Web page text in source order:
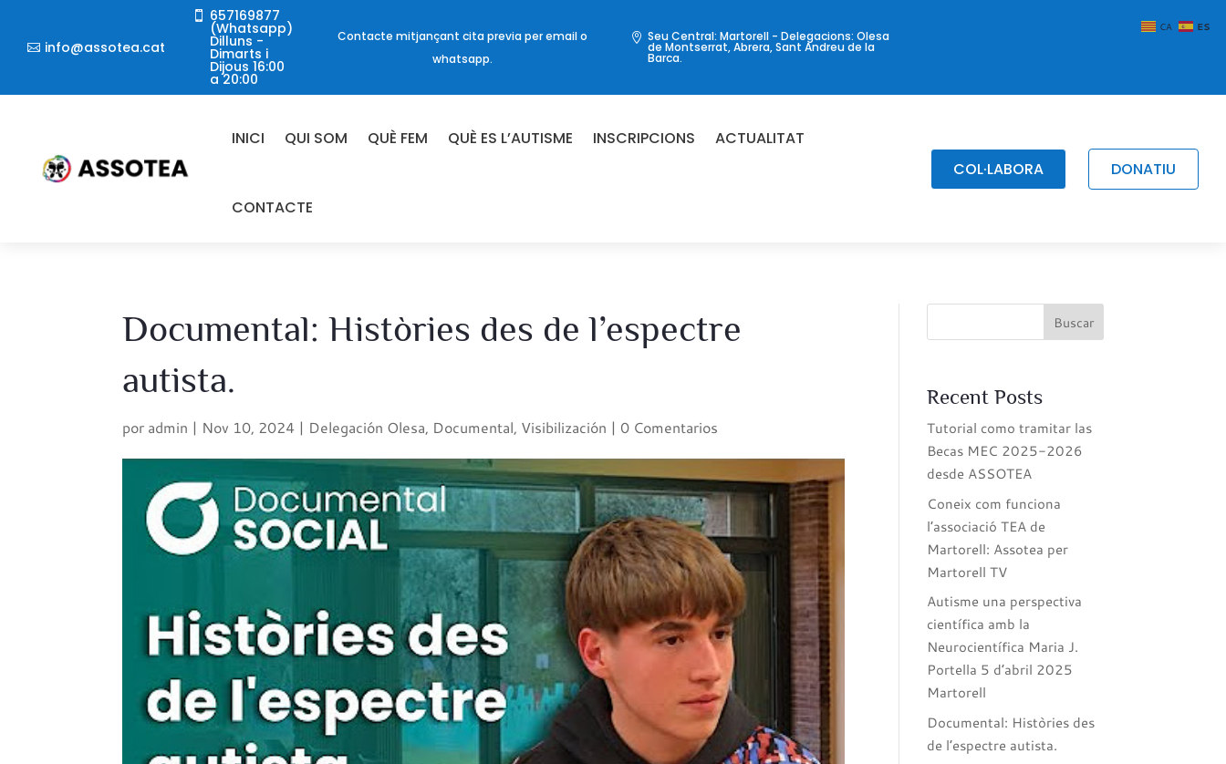
 info@assotea.cat
 657169877
(Whatsapp)
Dilluns -
Dimarts i
Dijous 16:00
a 20:00
Contacte mitjançant cita previa per email o
whatsapp.
 Seu Central: Martorell - Delegacions: Olesa
de Montserrat, Abrera, Sant Andreu de la
Barca.
INICI QUI SOM QUÈ FEM QUÈ ES L’AUTISME INSCRIPCIONS ACTUALITAT
CONTACTE
COL·LABORA DONATIU
Documental: Històries des de l’espectre
autista.
por admin | Nov 10, 2024 | Delegación Olesa, Documental, Visibilización | 0 Comentarios
Buscar
Recent Posts
Tutorial como tramitar las
Becas MEC 2025-2026
desde ASSOTEA
Coneix com funciona
l’associació TEA de
Martorell: Assotea per
Martorell TV
Autisme una perspectiva
científica amb la
Neurocientífica Maria J.
Portella 5 d’abril 2025
Martorell
Documental: Històries des
de l’espectre autista.
CA ES